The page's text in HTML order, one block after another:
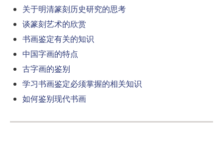
关于明清篆刻历史研究的思考
谈篆刻艺术的欣赏
书画鉴定有关的知识
中国字画的特点
古字画的鉴别
学习书画鉴定必须掌握的相关知识
如何鉴别现代书画